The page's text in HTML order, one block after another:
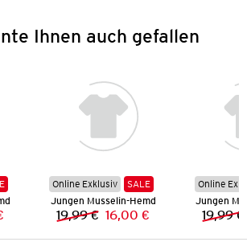
Ihnen auch gefallen
Preis:
Online Exklusiv
SALE
Jungen Musselin-Hemd
Vorheriger Preis:
19,99 € Neuer Preis:
16,00 €
Online
Jungen
19,99 €